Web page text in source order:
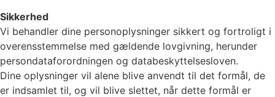
Sikkerhed
Vi behandler dine personoplysninger sikkert og fortroligt i
overensstemmelse med gældende lovgivning, herunder
persondataforordningen og databeskyttelsesloven.
Dine oplysninger vil alene blive anvendt til det formål, de
er indsamlet til, og vil blive slettet, når dette formål er